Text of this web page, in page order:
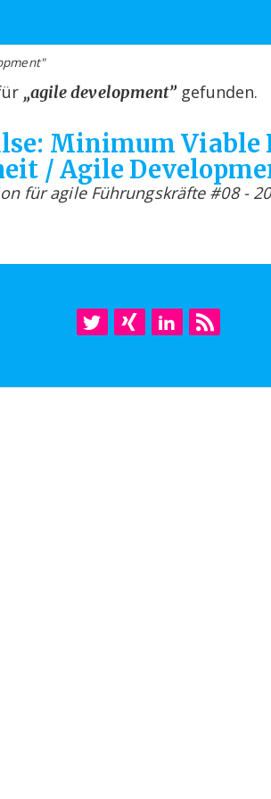
„agile development” gefunden.
Minimum Viable
/ Agile
für agile Führungskräfte #08 -